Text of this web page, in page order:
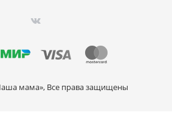
мама», Все права защищены